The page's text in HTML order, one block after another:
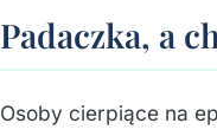
Padaczka, a
Osoby cierpiące na